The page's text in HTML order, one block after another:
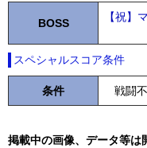
BOSS
【祝】
スペシャルスコア条件
条件 戦闘
掲載中の画像、データ等は